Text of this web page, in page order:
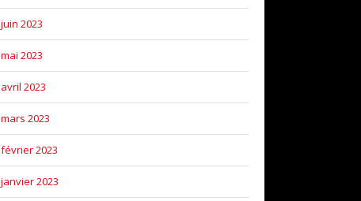
juin 2023
mai 2023
avril 2023
mars 2023
février 2023
janvier 2023